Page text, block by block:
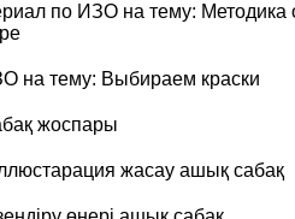
по ИЗО на тему:
на тему: Выбираем краски
жоспары
жасау ашық сабақ